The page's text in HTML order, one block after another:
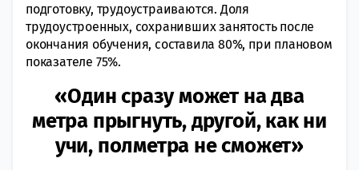
подготовку, трудоустраиваются. Доля
трудоустроенных, сохранивших занятость после
окончания обучения, составила 80%, при плановом
показателе 75%.
«Один сразу может на два
метра прыгнуть, другой, как ни
учи, полметра не сможет»